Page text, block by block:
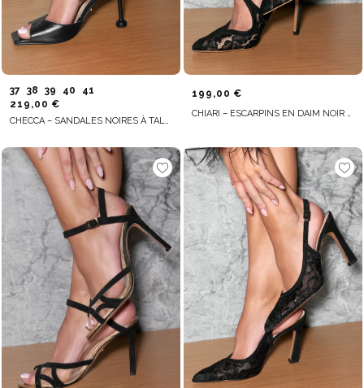
37 38 39 40
41
219,00 €
CHECCA – SANDALES NOIRES À TALON FIN
199,00 €
CHIARI – ESCARPINS EN DAIM NOIR AVEC DÉTAIL EN DENTELLE